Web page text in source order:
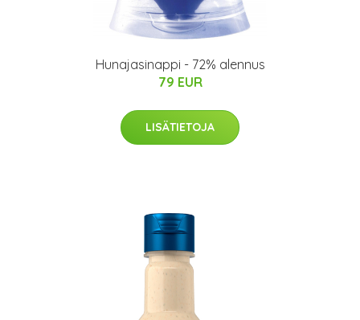
Hunajasinappi - 72% alennus
79 EUR
LISÄTIETOJA